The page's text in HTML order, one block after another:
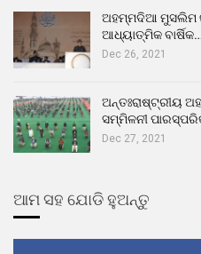
ଅହମ୍ମଦିଆ ମୁସଲିମ
ଆଧ୍ୟାତ୍ମିକ
Dec 26, 2021
ଅନ୍ତଃରାଷ୍ଟ୍ରୀୟ
ସମ୍ମିଳନୀ
Dec 27, 2021
ଆମ ସହ ଯୋଡି ହୁଅନ୍ତୁ